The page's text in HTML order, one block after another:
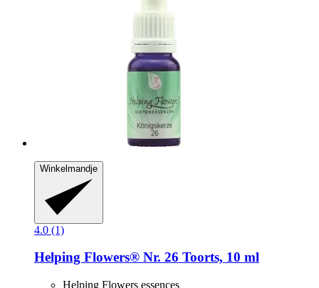
Winkelmandje
4.0 (1)
Helping Flowers® Nr. 26 Toorts, 10 ml
Helping Flowers essences